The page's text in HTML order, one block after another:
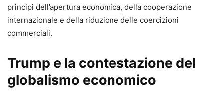
principi dell’apertura economica, della cooperazione
internazionale e della riduzione delle coercizioni
commerciali.
Trump e la contestazione del
globalismo economico